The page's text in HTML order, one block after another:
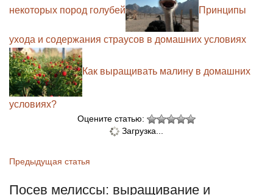
некоторых пород голубей Принципы
ухода и содержания страусов в домашних условиях
Как выращивать малину в домашних
условиях?
Оцените статью:
Загрузка...
Предыдущая статья
Посев мелиссы: выращивание и